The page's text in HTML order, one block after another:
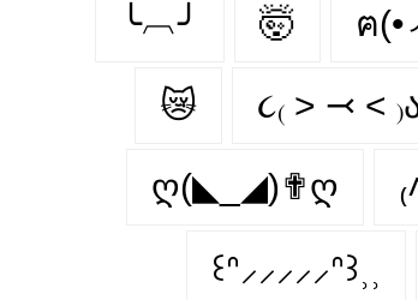
╰︹╯ 🤯 ฅ(•
😿 ૮₍ ˃ ⤙ ˂
ღ(◣_◢)✟ღ
꒰ᐢ⸝⸝⸝⸝⸝ᐢ꒱⸒⸒